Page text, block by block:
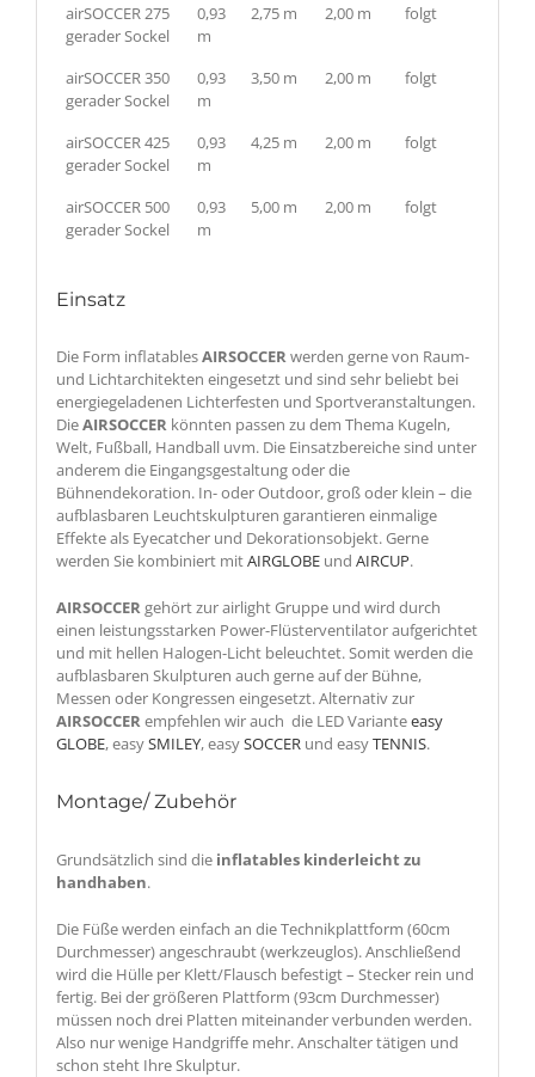
airSOCCER 275
gerader Sockel
0,93
m
2,75 m 2,00 m folgt
airSOCCER 350
gerader Sockel
0,93
m
3,50 m 2,00 m folgt
airSOCCER 425
gerader Sockel
0,93
m
4,25 m 2,00 m folgt
airSOCCER 500
gerader Sockel
0,93
m
5,00 m 2,00 m folgt
Einsatz
Die Form inflatablesAIRSOCCERwerden gerne von Raum-
und Lichtarchitekten eingesetzt und sind sehr beliebt bei
energiegeladenen Lichterfesten und Sportveranstaltungen.
DieAIRSOCCER könnten passen zu dem Thema Kugeln,
Welt, Fußball, Handball uvm. Die Einsatzbereiche sind unter
anderem die Eingangsgestaltung oder die
Bühnendekoration. In- oder Outdoor, groß oder klein – die
aufblasbaren Leuchtskulpturen garantieren einmalige
Effekte als Eyecatcher und Dekorationsobjekt. Gerne
werden Sie kombiniert mitAIRGLOBEund AIRCUP.
AIRSOCCERgehört zur airlight Gruppe und wird durch
einen leistungsstarken Power-Flüsterventilator aufgerichtet
und mit hellen Halogen-Licht beleuchtet. Somit werden die
aufblasbaren Skulpturen auch gerne auf der Bühne,
Messen oder Kongressen eingesetzt. Alternativ zur
AIRSOCCERempfehlen wir auch die LED Varianteeasy
GLOBE, easySMILEY, easySOCCERund easyTENNIS.
Montage/ Zubehör
Grundsätzlich sind die inflatables kinderleicht zu
handhaben.
Die Füße werden einfach an die Technikplattform (60cm
Durchmesser) angeschraubt (werkzeuglos). Anschließend
wird die Hülle per Klett/Flausch befestigt – Stecker rein und
fertig. Bei der größeren Plattform (93cm Durchmesser)
müssen noch drei Platten miteinander verbunden werden.
Also nur wenige Handgriffe mehr. Anschalter tätigen und
schon steht Ihre Skulptur.